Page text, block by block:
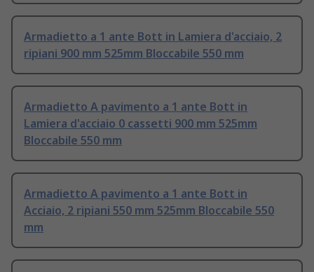
Armadietto a 1 ante Bott in Lamiera d'acciaio, 2
ripiani 900 mm 525mm Bloccabile 550 mm
Armadietto A pavimento a 1 ante Bott in
Lamiera d'acciaio 0 cassetti 900 mm 525mm
Bloccabile 550 mm
Armadietto A pavimento a 1 ante Bott in
Acciaio, 2 ripiani 550 mm 525mm Bloccabile 550
mm